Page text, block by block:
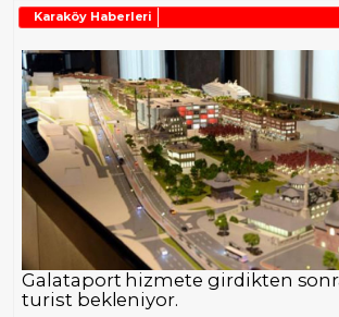
Karaköy Haberleri
Galataport hizmete girdikten
turist bekleniyor.